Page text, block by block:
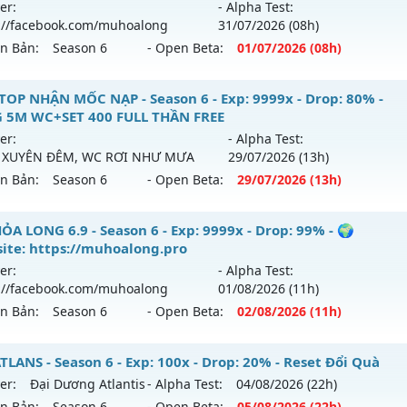
ugk
9999x - Drop: 90%
loại: Mu Nguyên bản Webzen
facebook.com/muhoalong
- Alpha Test:
31/07/2026 (08h)
Bản:
Season 6 - Open Beta: 01/07/2026 (08h)
LONG 15 - 🌍 Website: https://muhoalong.pro
ra tháng 07 2026 - Mở máy chủ
https://facebook.com/
07/2626
- Drop: 99%
Mu Nguyên bản Webzen
Xshiel
NHẬN MỐC NẠP - Season 6 - Exp: 9999x - Drop: 80% -
5M WC+SET 400 FULL THẦN FREE
XUYÊN ĐÊM, WC RƠI NHƯ MƯA
- Alpha Test:
29/07/2026 (13h)
Bản:
Season 6 - Open Beta: 29/07/2026 (13h)
NHẬN MỐC NẠP - TẶNG 5M WC+SET 400 FULL THẦN
ra tháng 07 2026 - Mở máy chủBOSS XUYÊN ĐÊM, WC
29/07/2626
- Drop: 80%
Mu Nguyên bản Webzen
LONG 6.9 - Season 6 - Exp: 9999x - Drop: 99% - 🌍
https://muhoalong.pro
facebook.com/muhoalong
- Alpha Test:
01/08/2026 (11h)
Bản:
Season 6 - Open Beta: 02/08/2026 (11h)
LONG 6.9 - 🌍 Website: https://muhoalong.pro
ra tháng 08 2026 - Mở máy chủ https://facebook.com/
- Season 6 - Exp: 100x - Drop: 20% - Reset Đổi Quà
Đại Dương Atlantis- Alpha Test: 04/08/2026 (22h)